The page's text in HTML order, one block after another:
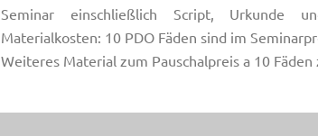
Seminar einschließlich Script, Urkunde
Materialkosten: 10 PDO Fäden sind im
Weiteres Material zum Pauschalpreis a 10 Fäden